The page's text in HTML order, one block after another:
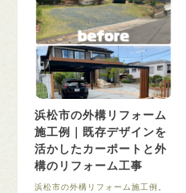
浜松市の外構リフォーム
施工例｜既存デザインを
活かしたカーポートと外
構のリフォーム工事
浜松市の外構リフォーム施工例。